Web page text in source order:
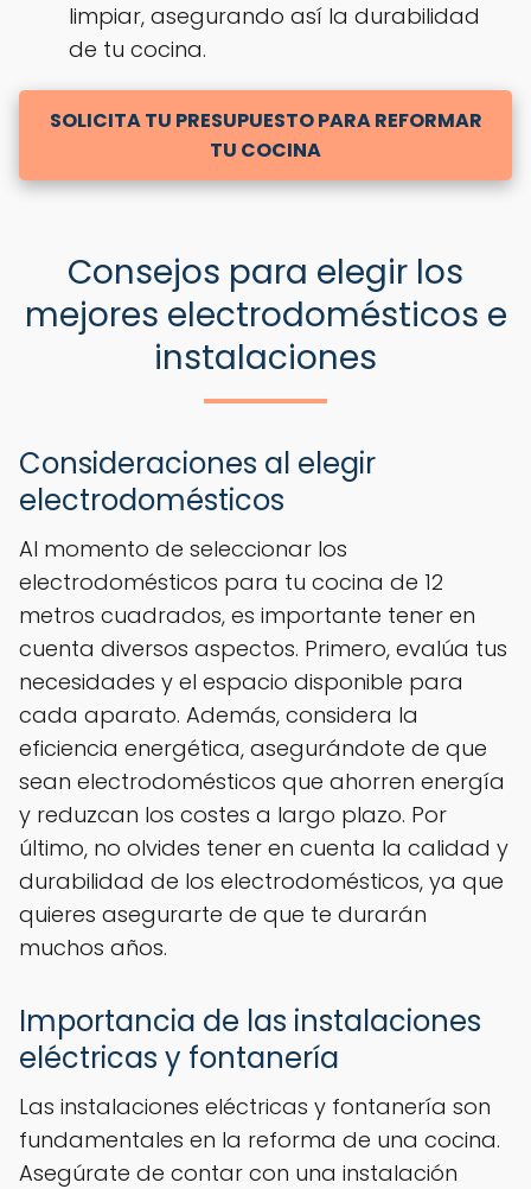
limpiar, asegurando así la durabilidad
de tu cocina.
SOLICITA TU PRESUPUESTO PARA REFORMAR
TU COCINA
Consejos para elegir los
mejores electrodomésticos e
instalaciones
Consideraciones al elegir
electrodomésticos
Al momento de seleccionar los
electrodomésticos para tu cocina de 12
metros cuadrados, es importante tener en
cuenta diversos aspectos. Primero, evalúa tus
necesidades y el espacio disponible para
cada aparato. Además, considera la
eficiencia energética, asegurándote de que
sean electrodomésticos que ahorren energía
y reduzcan los costes a largo plazo. Por
último, no olvides tener en cuenta la calidad y
durabilidad de los electrodomésticos, ya que
quieres asegurarte de que te durarán
muchos años.
Importancia de las instalaciones
eléctricas y fontanería
Las instalaciones eléctricas y fontanería son
fundamentales en la reforma de una cocina.
Asegúrate de contar con una instalación